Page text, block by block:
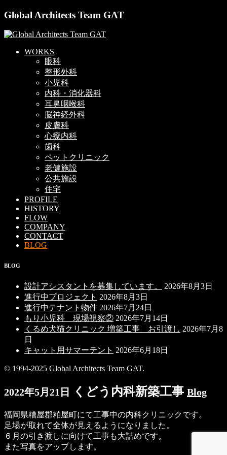
Global Architects Team GAT
WORKS
眼科
整形外科
小児科
内科・消化器科
耳鼻咽喉科
脳神経外科
皮膚科
心療内科
歯科
ペットクリニック
老健施設
公共施設
住宅
PROFILE
HISTORY
FLOW
COMPANY
CONTACT
BLOG
BLOG
設計アシスタントを募集しています。
2026年8月3日
進行中プロジェクト 2026年8月3日
進行中テナント物件 2026年7月24日
もり小児科 現場視察② 2026年7月14日
くるめ犬猫クリニック 増築工事 お引渡し 2026年7月8
日
キャット用サマーテント 2026年6月18日
© 1994-2025 Global Architects Team GAT.
2022年5月21日 くどう内科新築工事 Blog
福岡県糟屋郡粕屋町にて工事中の内科クリニックです。
足場が取れて全体が見えるようになりました。
６月の引き渡しに向けて工事も大詰めです。
また写真をアップします。